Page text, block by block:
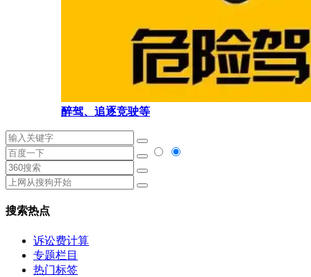
醉驾、追逐竞驶等
搜索热点
诉讼费计算
专题栏目
热门标签